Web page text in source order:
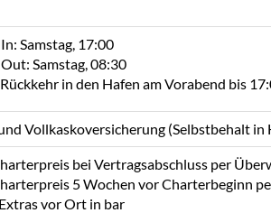
Samstag, 17:00
Samstag, 08:30
in den Hafen am Vorabend bis
Vollkaskoversicherung (Selbstbehalt in
bei Vertragsabschluss per
5 Wochen vor Charterbeginn
vor Ort in bar